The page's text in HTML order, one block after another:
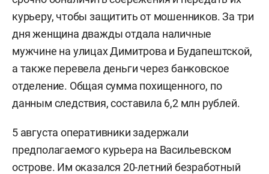
курьеру, чтобы защитить от мошенников. За три
дня женщина дважды отдала наличные
мужчине на улицах Димитрова и Будапештской,
а также перевела деньги через банковское
отделение. Общая сумма похищенного, по
данным следствия, составила 6,2 млн рублей.
5 августа оперативники задержали
предполагаемого курьера на Васильевском
острове. Им оказался 20-летний безработный